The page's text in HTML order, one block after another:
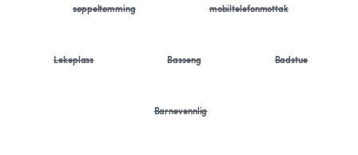
søppeltømming mobiltelefonmottak
Lekeplass Basseng Badstue
Barnevennlig